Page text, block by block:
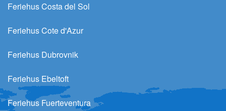
Feriehus Costa del Sol
Feriehus Cote d'Azur
Feriehus Dubrovnik
Feriehus Ebeltoft
Feriehus Fuerteventura